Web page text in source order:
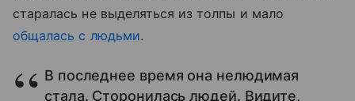
старалась не выделяться из толпы и мало
общалась с людьми.
В последнее время она нелюдимая
стала. Сторонилась людей. Видите,